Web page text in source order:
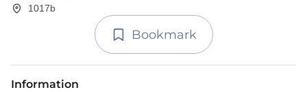
1017b
Bookmark
Information